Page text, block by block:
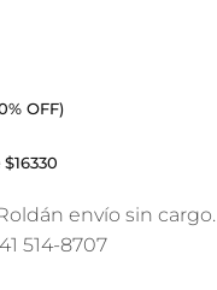
OFF)
$16330
envío sin cargo.
514-8707